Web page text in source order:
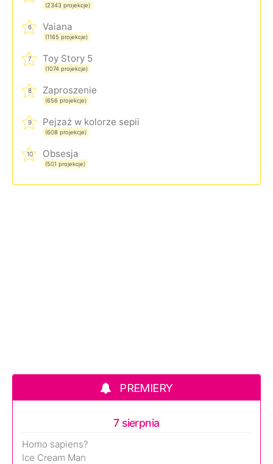
(2343 projekcje)
6 Vaiana
(1165 projekcje)
7 Toy Story 5
(1074 projekcje)
8 Zaproszenie
(656 projekcje)
9 Pejzaż w kolorze sepii
(608 projekcje)
10 Obsesja
(501 projekcje)
PREMIERY
7 sierpnia
Homo sapiens?
Ice Cream Man